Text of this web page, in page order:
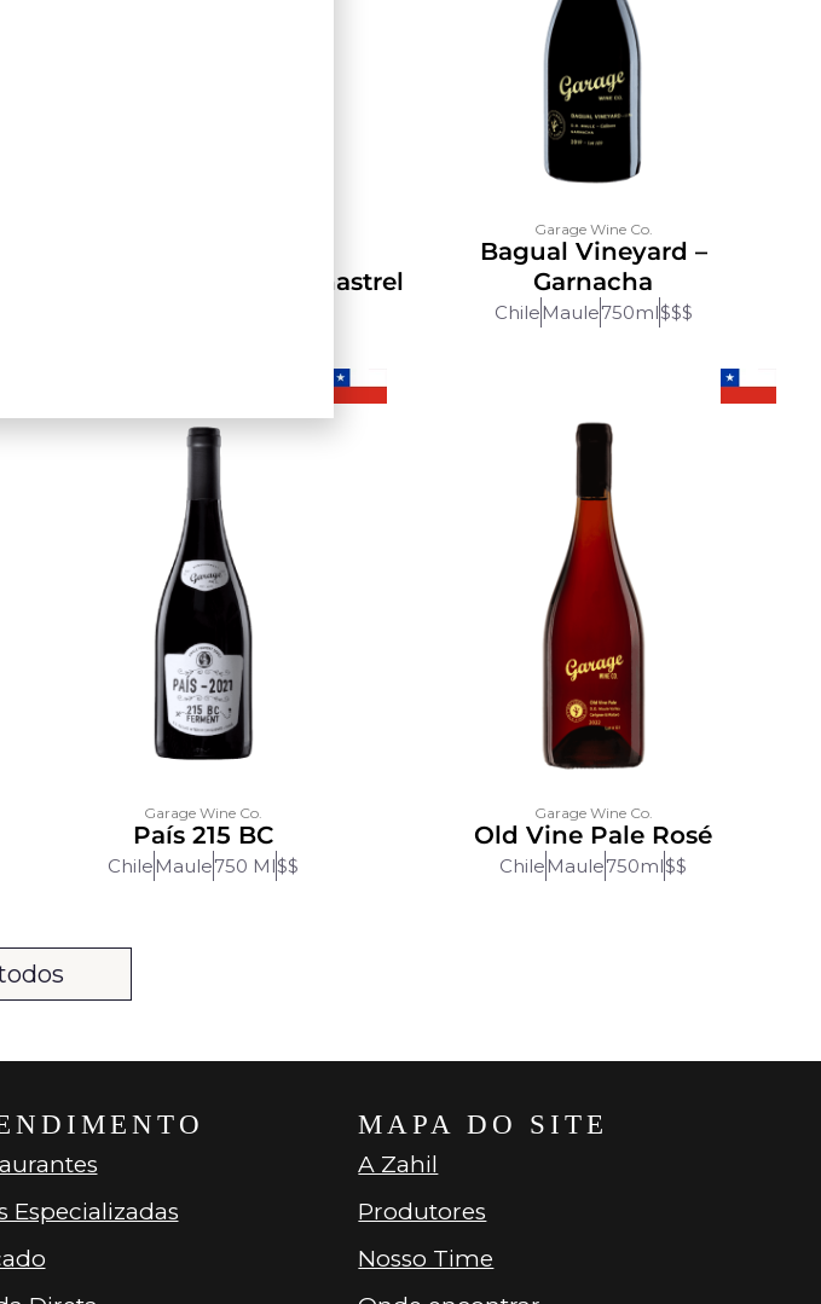
Garnacha/Cariñena/Monastrel
Garage Wine Co.
Bagual Vineyard –
Garnacha
Chile Maule750ml$$$
Garage Wine Co.
País 215 BC
Chile Maule750 Ml$$
Garage Wine Co.
Old Vine Pale Rosé
Chile Maule750ml$$
Especializadas
MAPA DO SITE
A Zahil
Produtores
Nosso Time